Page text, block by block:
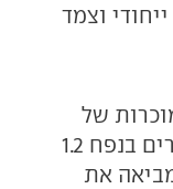
וצמד
של
הקונצרן: בנזין מוגדש עם 3 צילינדרים בנפח 1.2
את